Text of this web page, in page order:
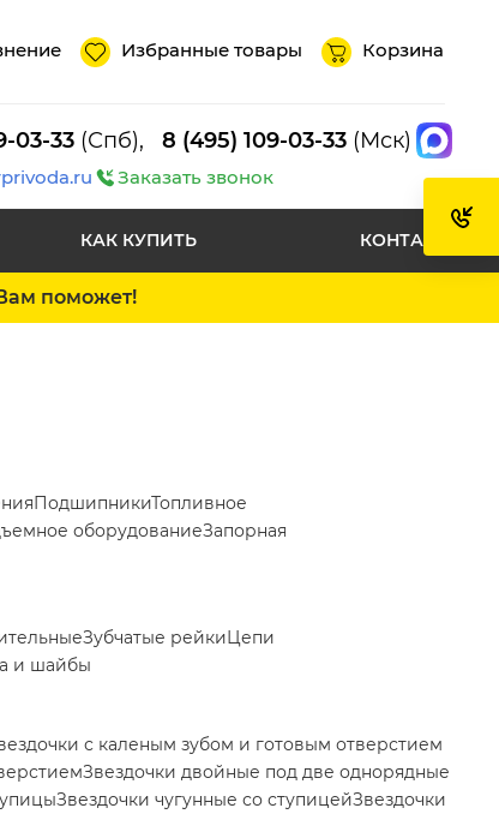
Избранные товары Корзина
03-33 (Спб), 8 (495) 109-03-33 (Мск)
Заказать звонок
КАК КУПИТЬ КОНТАКТЫ
поможет!
ПодшипникиТопливное
оборудованиеЗапорная
Зубчатые рейкиЦепи
и шайбы
с каленым зубом и готовым отверстием
Звездочки двойные под две однорядные
Звездочки чугунные со ступицейЗвездочки